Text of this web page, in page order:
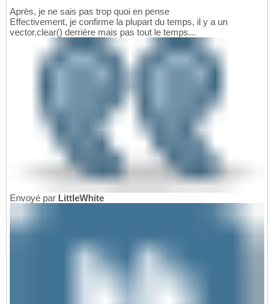
Après, je ne sais pas trop quoi en pense
Effectivement, je confirme la plupart du temps, il y a un
vector.clear() derrière mais pas tout le temps...
Envoyé par LittleWhite